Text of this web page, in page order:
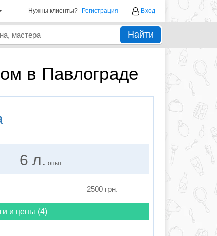
Нужны клиенты? Регистрация Вход
Найти
в Павлограде
6 л. опыт
2500 грн.
и цены (4)